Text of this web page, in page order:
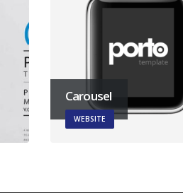
Carousel
WEBSITE